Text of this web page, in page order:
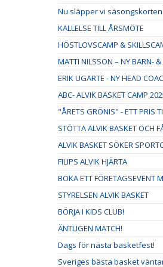
Nu släpper vi säsongskorten
KALLELSE TILL ÅRSMÖTE
HÖSTLOVSCAMP &
MATTI NILSSON – NY BARN-
ERIK UGARTE - NY HEAD
ABC- ALVIK BASKET CAMP
"ÅRETS GRÖNIS" - ETT PRIS
STÖTTA ALVIK BASKET OCH
ALVIK BASKET SÖKER
FILIPS ALVIK HJÄRTA
BOKA ETT FÖRETAGSEVENT
STYRELSEN ALVIK BASKET
BÖRJA I KIDS CLUB!
ÄNTLIGEN MATCH!
Dags för nästa basketfest!
Sveriges bästa basket